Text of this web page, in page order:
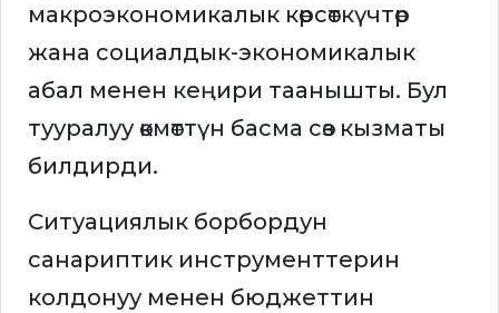
макроэкономикалык көрсөткүчтөр
жана социалдык-экономикалык
абал менен кеңири таанышты. Бул
тууралуу өкмөттүн басма сөз кызматы
билдирди.
Ситуациялык борбордун
санариптик инструменттерин
колдонуу менен бюджеттин